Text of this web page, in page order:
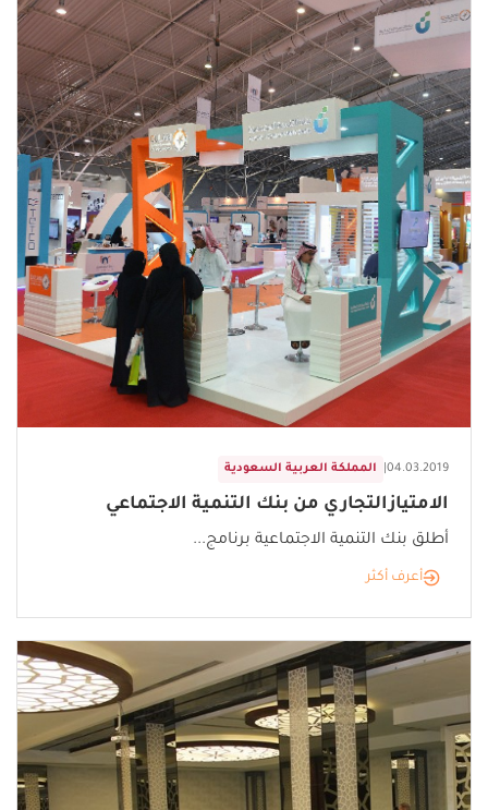
المملكة العربية السعودية 04.03.2019
الامتيازالتجاري من بنك التنمية الاجتماعي
أطلق بنك التنمية الاجتماعية برنامج...
أعرف أكثر